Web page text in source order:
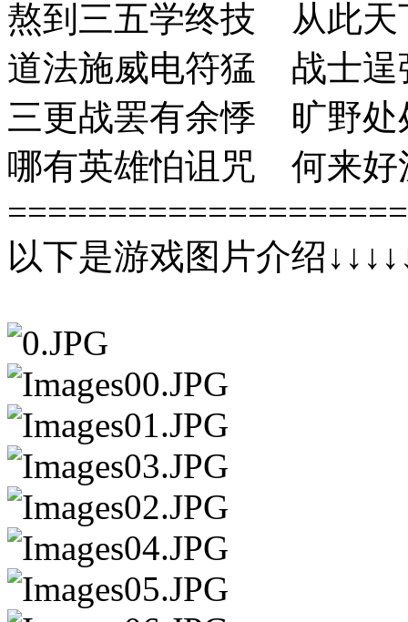
熬到三五学终技 从此
道法施威电符猛 战士
三更战罢有余悸 旷野
哪有英雄怕诅咒 何来
以下是游戏图片介绍